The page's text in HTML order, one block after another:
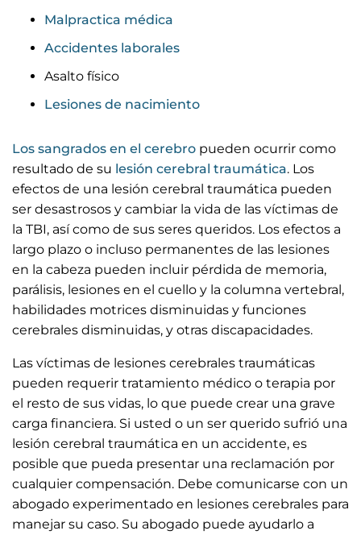
Malpractica médica
Accidentes laborales
Asalto físico
Lesiones de nacimiento
Los sangrados en el cerebro pueden ocurrir como
resultado de su lesión cerebral traumática. Los
efectos de una lesión cerebral traumática pueden
ser desastrosos y cambiar la vida de las víctimas de
la TBI, así como de sus seres queridos. Los efectos a
largo plazo o incluso permanentes de las lesiones
en la cabeza pueden incluir pérdida de memoria,
parálisis, lesiones en el cuello y la columna vertebral,
habilidades motrices disminuidas y funciones
cerebrales disminuidas, y otras discapacidades.
Las víctimas de lesiones cerebrales traumáticas
pueden requerir tratamiento médico o terapia por
el resto de sus vidas, lo que puede crear una grave
carga financiera. Si usted o un ser querido sufrió una
lesión cerebral traumática en un accidente, es
posible que pueda presentar una reclamación por
cualquier compensación. Debe comunicarse con un
abogado experimentado en lesiones cerebrales para
manejar su caso. Su abogado puede ayudarlo a